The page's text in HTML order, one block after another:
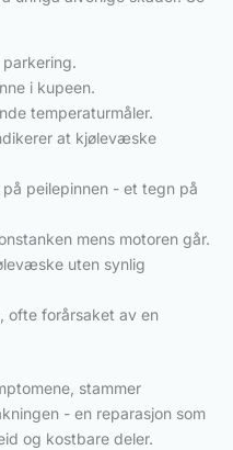
i kupeen.
temperaturmåler.
at kjølevæske
peilepinnen - et tegn på
mens motoren går.
uten synlig
ofte forårsaket av en
stammer
- en reparasjon som
og kostbare deler.